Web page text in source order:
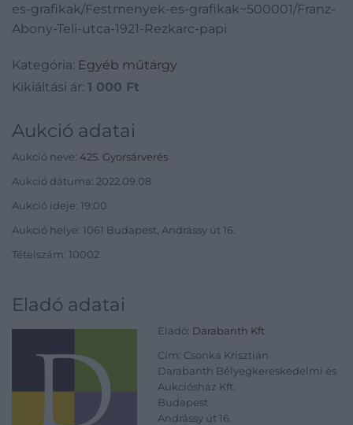
es-grafikak/Festmenyek-es-grafikak~500001/Franz-
Abony-Teli-utca-1921-Rezkarc-papi
Kategória: Egyéb műtárgy
Kikiáltási ár: 1 000 Ft
Aukció adatai
Aukció neve: 425. Gyorsárverés
Aukció dátuma: 2022.09.08
Aukció ideje: 19:00
Aukció helye: 1061 Budapest, Andrássy út 16.
Tételszám: 10002
Eladó adatai
Eladó: Darabanth Kft
Cím: Csonka Krisztián
Darabanth Bélyegkereskedelmi és
Aukciósház Kft.
Budapest
Andrássy út 16.